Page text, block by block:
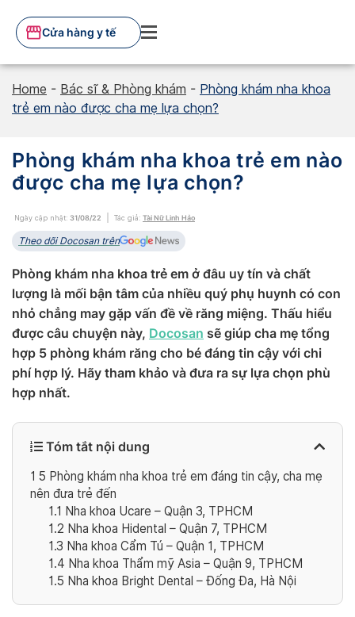
content
Cửa hàng y tế
Home - Bác sĩ & Phòng khám - Phòng khám nha khoa
trẻ em nào được cha mẹ lựa chọn?
Phòng khám nha khoa trẻ em nào
được cha mẹ lựa chọn?
Ngày cập nhật: 31/08/22 Tác giả: Tài Nữ Linh Hảo
Theo dõi Docosan trên
Phòng khám nha khoa trẻ em ở đâu uy tín và chất
lượng là mối bận tâm của nhiều quý phụ huynh có con
nhỏ chẳng may gặp vấn đề về răng miệng. Thấu hiểu
được câu chuyện này, Docosan sẽ giúp cha mẹ tổng
hợp 5 phòng khám răng cho bé đáng tin cậy với chi
phí hợp lý. Hãy tham khảo và đưa ra sự lựa chọn phù
hợp nhất.
Tóm tắt nội dung
1 5 Phòng khám nha khoa trẻ em đáng tin cậy, cha mẹ
nên đưa trẻ đến
1.1 Nha khoa Ucare – Quận 3, TPHCM
1.2 Nha khoa Hidental – Quận 7, TPHCM
1.3 Nha khoa Cẩm Tú – Quận 1, TPHCM
1.4 Nha khoa Thẩm mỹ Asia – Quận 9, TPHCM
1.5 Nha khoa Bright Dental – Đống Đa, Hà Nội